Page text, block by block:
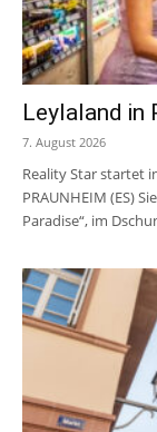
Leylaland in
7. August 2026
Reality Star startet
PRAUNHEIM (ES)
Paradise“, im